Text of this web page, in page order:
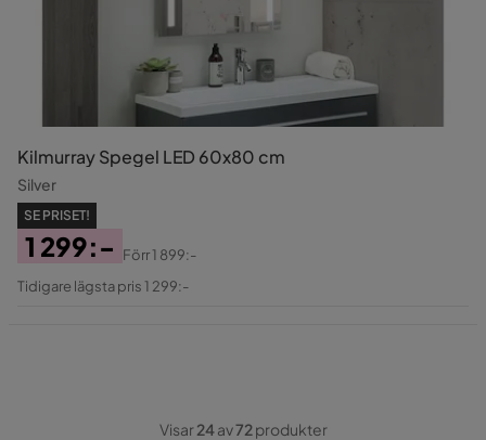
Kilmurray Spegel LED 60x80 cm
Silver
SE PRISET!
Pris
1 299:-
Original
Förr1 899:-
Tidigare lägsta pris 1 299:-
Visar24av72produkter